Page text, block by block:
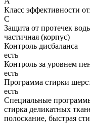
Класс эффективности
C
Защита от протечек
частичная (корпус)
Контроль дисбаланса
есть
Контроль за уровнем
есть
Программа стирки
есть
Специальные
стирка деликатных
полоскание, быстрая